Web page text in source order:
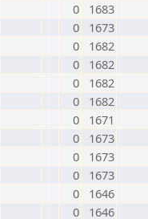
0
1683
0
1673
0
1682
0
1682
0
1682
0
1682
0
1671
0
1673
0
1673
0
1673
0
1646
0
1646